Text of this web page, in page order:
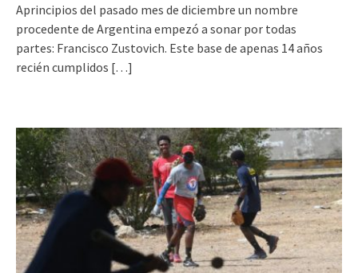
Aprincipios del pasado mes de diciembre un nombre
procedente de Argentina empezó a sonar por todas
partes: Francisco Zustovich. Este base de apenas 14 años
recién cumplidos […]